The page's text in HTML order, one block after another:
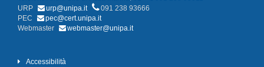
URP
urp@unipa.it
091 238 93666
PEC
pec@cert.unipa.it
Webmaster
webmaster@unipa.it
Accessibilità